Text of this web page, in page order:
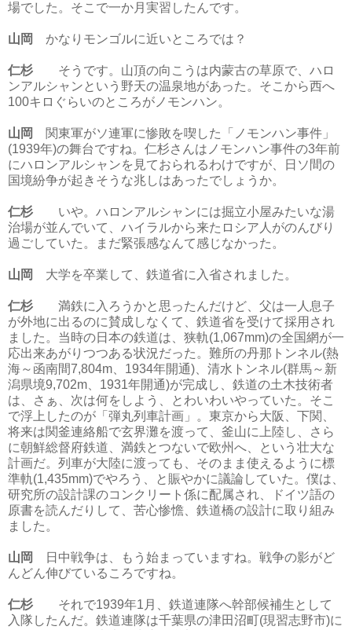
場でした。そこで一か月実習したんです。
山岡 かなりモンゴルに近いところでは？
仁杉
そうです。山頂の向こうは内蒙古の草原で、ハロ
ンアルシャンという野天の温泉地があった。そこから西へ
100キロぐらいのところがノモンハン。
山岡
関東軍がソ連軍に惨敗を喫した「ノモンハン事件」
(1939年)の舞台ですね。仁杉さんはノモンハン事件の3年前
にハロンアルシャンを見ておられるわけですが、日ソ間の
国境紛争が起きそうな兆しはあったでしょうか。
仁杉
いや。ハロンアルシャンには掘立小屋みたいな湯
治場が並んでいて、ハイラルから来たロシア人がのんびり
過ごしていた。まだ緊張感なんて感じなかった。
山岡 大学を卒業して、鉄道省に入省されました。
仁杉
満鉄に入ろうかと思ったんだけど、父は一人息子
が外地に出るのに賛成しなくて、鉄道省を受けて採用され
ました。当時の日本の鉄道は、狭軌(1,067mm)の全国網が一
応出来あがりつつある状況だった。難所の丹那トンネル(熱
海～函南間7,804m、1934年開通)、清水トンネル(群馬～新
潟県境9,702m、1931年開通)が完成し、鉄道の土木技術者
は、さぁ、次は何をしよう、とわいわいやっていた。そこ
で浮上したのが「弾丸列車計画」。東京から大阪、下関、
将来は関釜連絡船で玄界灘を渡って、釜山に上陸し、さら
に朝鮮総督府鉄道、満鉄とつないで欧州へ、という壮大な
計画だ。列車が大陸に渡っても、そのまま使えるように標
準軌(1,435mm)でやろう、と賑やかに議論していた。僕は、
研究所の設計課のコンクリート係に配属され、ドイツ語の
原書を読んだりして、苦心惨憺、鉄道橋の設計に取り組み
ました。
山岡
日中戦争は、もう始まっていますね。戦争の影がど
んどん伸びているころですね。
仁杉
それで1939年1月、鉄道連隊へ幹部候補生として
入隊したんだ。鉄道連隊は千葉県の津田沼町(現習志野市)に